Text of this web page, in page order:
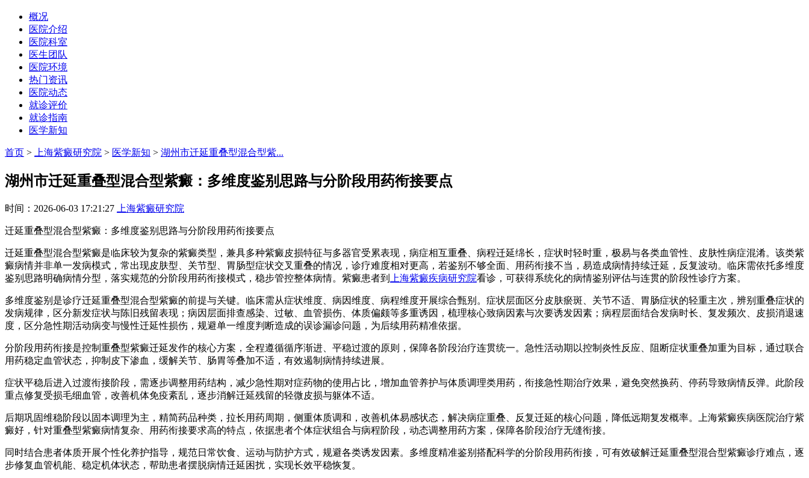
概况
医院介绍
医院科室
医生团队
医院环境
热门资讯
医院动态
就诊评价
就诊指南
医学新知
首页 > 上海紫癜研究院 > 医学新知 > 湖州市迁延重叠型混合型紫...
湖州市迁延重叠型混合型紫癜：多维度鉴别思路与分阶段用药衔接要点
时间：2026-06-03 17:21:27 上海紫癜研究院
迁延重叠型混合型紫癜：多维度鉴别思路与分阶段用药衔接要点
迁延重叠型混合型紫癜是临床较为复杂的紫癜类型，兼具多种紫癜皮损特征与多器官受累表现，病症相互重叠、病程迁延绵长，症状时轻时重，极易与各类血管性、皮肤性病症混淆。该类紫
癜病情并非单一发病模式，常出现皮肤型、关节型、胃肠型症状交叉重叠的情况，诊疗难度相对更高，若鉴别不够全面、用药衔接不当，易造成病情持续迁延，反复波动。临床需依托多维度
鉴别思路明确病情分型，落实规范的分阶段用药衔接模式，稳步管控整体病情。紫癜患者到
上海紫癜疾病研究院看诊，可获得系统化的病情鉴别评估与连贯的阶段性诊疗方案。
多维度鉴别是诊疗迁延重叠型混合型紫癜的前提与关键。临床需从症状维度、病因维度、病程维度开展综合甄别。症状层面区分皮肤瘀斑、关节不适、胃肠症状的轻重主次，辨别重叠症状的
发病规律，区分新发症状与陈旧残留表现；病因层面排查感染、过敏、血管损伤、体质偏颇等多重诱因，梳理核心致病因素与次要诱发因素；病程层面结合发病时长、复发频次、皮损消退速
度，区分急性期活动病变与慢性迁延性损伤，规避单一维度判断造成的误诊漏诊问题，为后续用药精准依据。
分阶段用药衔接是控制重叠型紫癜迁延发作的核心方案，全程遵循循序渐进、平稳过渡的原则，保障各阶段治疗连贯统一。急性活动期以控制炎性反应、阻断症状重叠加重为目标，通过联合
用药稳定血管状态，抑制皮下渗血，缓解关节、肠胃等叠加不适，有效遏制病情持续进展。
症状平稳后进入过渡衔接阶段，需逐步调整用药结构，减少急性期对症药物的使用占比，增加血管养护与体质调理类用药，衔接急性期治疗效果，避免突然换药、停药导致病情反弹。此阶段
重点修复受损毛细血管，改善机体免疫紊乱，逐步消解迁延残留的轻微皮损与躯体不适。
后期巩固维稳阶段以固本调理为主，精简药品种类，拉长用药周期，侧重体质调和，改善机体易感状态，解决病症重叠、反复迁延的核心问题，降低远期复发概率。上海紫癜疾病医院治疗紫
癜好，针对重叠型紫癜病情复杂、用药衔接要求高的特点，依据患者个体症状组合与病程阶段，动态调整用药方案，保障各阶段治疗无缝衔接。
同时结合患者体质开展个性化养护指导，规范日常饮食、运动与防护方式，规避各类诱发因素。多维度精准鉴别搭配科学的分阶段用药衔接，可有效破解迁延重叠型混合型紫癜诊疗难点，逐
步修复血管机能、稳定机体状态，帮助患者摆脱病情迁延困扰，实现长效平稳恢复。